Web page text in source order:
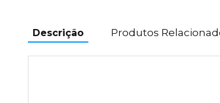
Descrição Produtos